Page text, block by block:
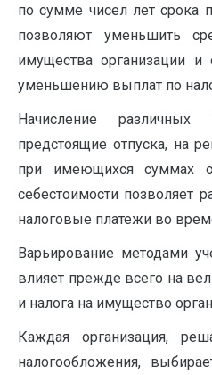
по сумме чисел лет срока
позволяют уменьшить
имущества организации и
уменьшению выплат по
Начисление
предстоящие отпуска, на
при имеющихся суммах
себестоимости позволяет
налоговые платежи во
Варьирование методами
влияет прежде всего на
и налога на имущество
Каждая организация,
нало­гообложения,